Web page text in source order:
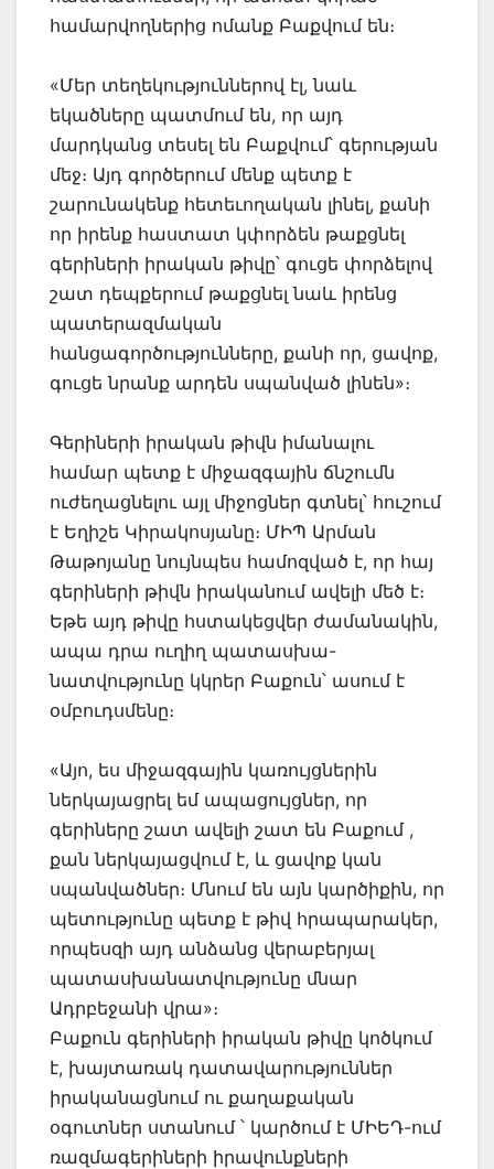
համարվողներից ոմանք Բաքվում են։
«Մեր տեղեկություններով էլ, նաև
եկածները պատմում են, որ այդ
մարդկանց տեսել են Բաքվում՝ գերության
մեջ։ Այդ գործերում մենք պետք է
շարունակենք հետեւողական լինել, քանի
որ իրենք հաստատ կփորձեն թաքցնել
գերիների իրական թիվը՝ գուցե փորձելով
շատ դեպքերում թաքցնել նաև իրենց
պատերազմական
հանցագործությունները, քանի որ, ցավոք,
գուցե նրանք արդեն սպանված լինեն»։
Գերիների իրական թիվն իմանալու
համար պետք է միջազգային ճնշումն
ուժեղացնելու այլ միջոցներ գտնել՝ հուշում
է Եղիշե Կիրակոսյանը։ ՄԻՊ Արման
Թաթոյանը նույնպես համոզված է, որ հայ
գերիների թիվն իրականում ավելի մեծ է։
Եթե այդ թիվը հստակեցվեր ժամանակին,
ապա դրա ուղիղ պատասխա-
նատվությունը կկրեր Բաքուն՝ ասում է
օմբուդսմենը։
«Այո, ես միջազգային կառույցներին
ներկայացրել եմ ապացույցներ, որ
գերիները շատ ավելի շատ են Բաքում ,
քան ներկայացվում է, և ցավոք կան
սպանվածներ։ Մնում են այն կարծիքին, որ
պետությունը պետք է թիվ հրապարակեր,
որպեսզի այդ անձանց վերաբերյալ
պատասխանատվությունը մնար
Ադրբեջանի վրա»։
Բաքուն գերիների իրական թիվը կոծկում
է, խայտառակ դատավարություններ
իրականացնում ու քաղաքական
օգուտներ ստանում ՝ կարծում է ՄԻԵԴ-ում
ռազմագերիների իրավունքների